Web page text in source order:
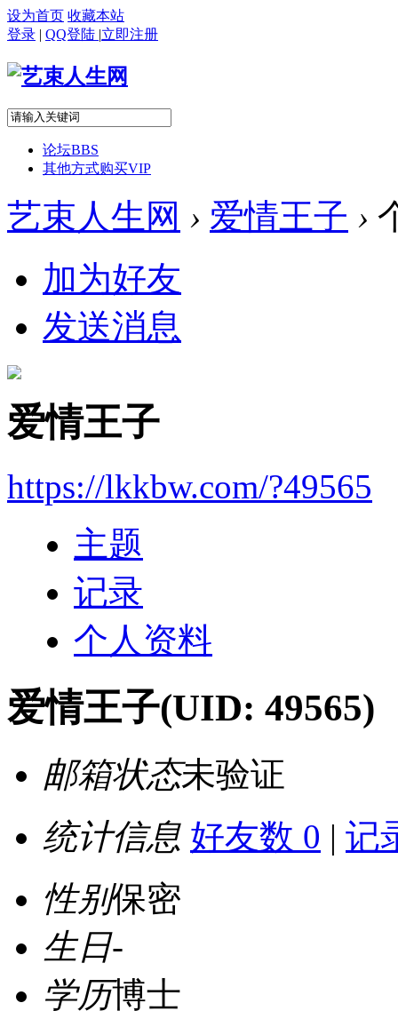
设为首页 收藏本站
登录 | QQ登陆 |立即注册
论坛BBS
其他方式购买VIP
艺束人生网 › 爱情王子 ›
加为好友
发送消息
爱情王子
https://lkkbw.com/?49565
主题
记录
个人资料
爱情王子(UID: 49565)
邮箱状态未验证
统计信息 好友数 0 | 记
性别保密
生日-
学历博士